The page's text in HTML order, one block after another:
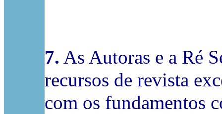
7. As Autoras e a Ré
recursos de revista
com os fundamentos